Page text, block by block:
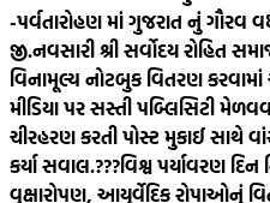
-પર્વતારોહણ માં ગુજરાત નું ગૌરવ
જી.નવસારી શ્રી સર્વોદય રોહિત
વિનામૂલ્ય નોટબુક વિતરણ
મીડિયા પર સસ્તી પબ્લિસિટી
ચીરહરણ કરતી પોસ્ટ મુકાઈ સાથે
કર્યા સવાલ.???વિશ્વ પર્યાવરણ દિન
વૃક્ષારોપણ, આયુર્વેદિક રોપાઓનું